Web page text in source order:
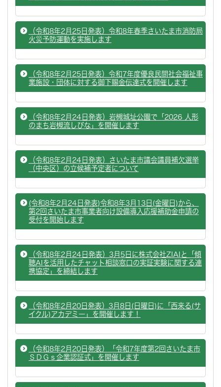
（令和8年2月25日発表）令和8年春季さいたま市消防局
火災予防運動を実施します
（令和8年2月25日発表）令和7年度優良民間社会福祉事
業施設・団体に対する御下賜金伝達式を開催します
（令和8年2月24日発表）岩槻城址公園で「2026 人形
のまち岩槻流しびな」を開催します
（令和8年2月24日発表）さいたま市議会議員補欠選挙
（中央区）の立候補予定者について
(令和8年2月24日発表)令和8年3月13日(金曜日)から、
第2回さいたま市事業者向け設備導入応援補助金申請の
受付を開始します
（令和8年2月24日発表）3月5日に株式会社ZIAIと「傾
聴AIを活用したチャット相談窓口の実証実験に関する連
携協定」を締結します
（令和8年2月20日発表）3月8日(日曜日)に「西来る(サ
イクル)アカデミー」を開催します！
（令和8年2月20日発表）「令和7年度第2回さいたま市
ＳＤＧｓ企業認証式」を開催します